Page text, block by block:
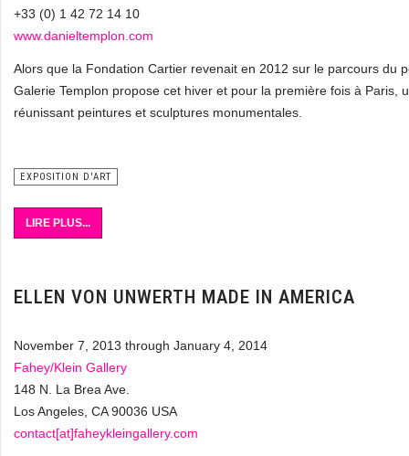
+33 (0) 1 42 72 14 10
www.danieltemplon.com
Alors que la Fondation Cartier revenait en 2012 sur le parcours du
Galerie Templon propose cet hiver et pour la première fois à Paris,
réunissant peintures et sculptures monumentales.
EXPOSITION D'ART
LIRE PLUS...
ELLEN VON UNWERTH MADE IN AMERICA
November 7, 2013 through January 4, 2014
Fahey/Klein Gallery
148 N. La Brea Ave.
Los Angeles, CA 90036 USA
contact[at]faheykleingallery.com